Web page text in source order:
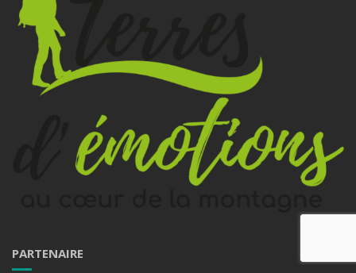
PARTENAIRE